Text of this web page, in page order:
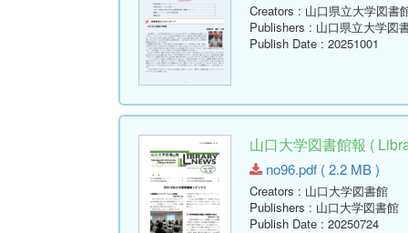
Creators : 山口県立大学図書
Publishers : 山口県立大学図
Publish Date : 20251001
山口大学図書館報 (
no96.pdf ( 2.2 MB )
Creators : 山口大学図書館
Publishers : 山口大学図書館
Publish Date : 20250724